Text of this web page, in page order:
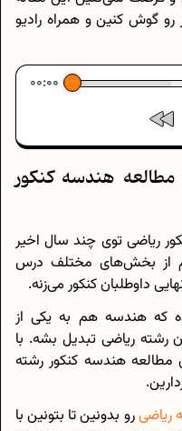
گوش کنین و همراه رادیو
00:00
هندسه کنکور
ریاضی توی چند سال اخیر
از بخش‌های مختلف درس
داوطلبان کنکور می‌زنه.
که هندسه هم به یکی از
رشته ریاضی تبدیل بشه. با
مطالعه هندسه کنکور رشته
ریاضیرو بدونین تا بتونین با